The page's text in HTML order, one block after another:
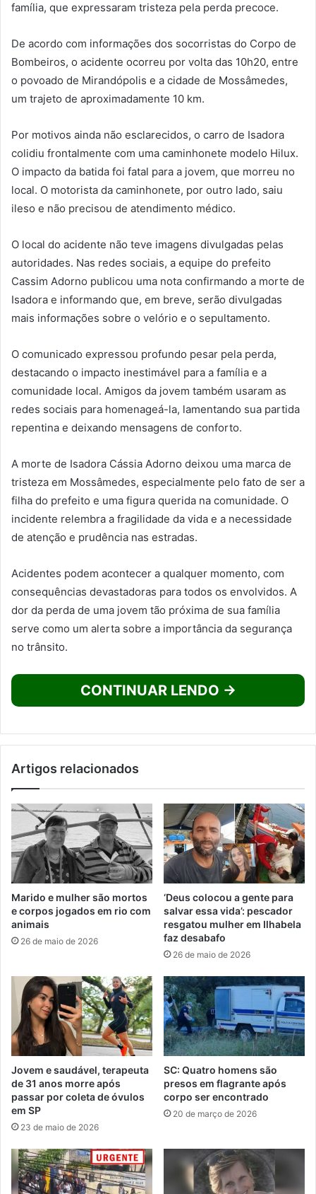
família, que expressaram tristeza pela perda precoce.
De acordo com informações dos socorristas do Corpo de
Bombeiros, o acidente ocorreu por volta das 10h20, entre
o povoado de Mirandópolis e a cidade de Mossâmedes,
um trajeto de aproximadamente 10 km.
Por motivos ainda não esclarecidos, o carro de Isadora
colidiu frontalmente com uma caminhonete modelo Hilux.
O impacto da batida foi fatal para a jovem, que morreu no
local. O motorista da caminhonete, por outro lado, saiu
ileso e não precisou de atendimento médico.
O local do acidente não teve imagens divulgadas pelas
autoridades. Nas redes sociais, a equipe do prefeito
Cassim Adorno publicou uma nota confirmando a morte de
Isadora e informando que, em breve, serão divulgadas
mais informações sobre o velório e o sepultamento.
O comunicado expressou profundo pesar pela perda,
destacando o impacto inestimável para a família e a
comunidade local. Amigos da jovem também usaram as
redes sociais para homenageá-la, lamentando sua partida
repentina e deixando mensagens de conforto.
A morte de Isadora Cássia Adorno deixou uma marca de
tristeza em Mossâmedes, especialmente pelo fato de ser a
filha do prefeito e uma figura querida na comunidade. O
incidente relembra a fragilidade da vida e a necessidade
de atenção e prudência nas estradas.
Acidentes podem acontecer a qualquer momento, com
consequências devastadoras para todos os envolvidos. A
dor da perda de uma jovem tão próxima de sua família
serve como um alerta sobre a importância da segurança
no trânsito.
CONTINUAR LENDO →
Artigos relacionados
Marido e mulher são mortos
e corpos jogados em rio com
animais
26 de maio de 2026
‘Deus colocou a gente para
salvar essa vida’: pescador
resgatou mulher em Ilhabela
faz desabafo
26 de maio de 2026
Jovem e saudável, terapeuta
de 31 anos morre após
passar por coleta de óvulos
em SP
23 de maio de 2026
SC: Quatro homens são
presos em flagrante após
corpo ser encontrado
20 de março de 2026